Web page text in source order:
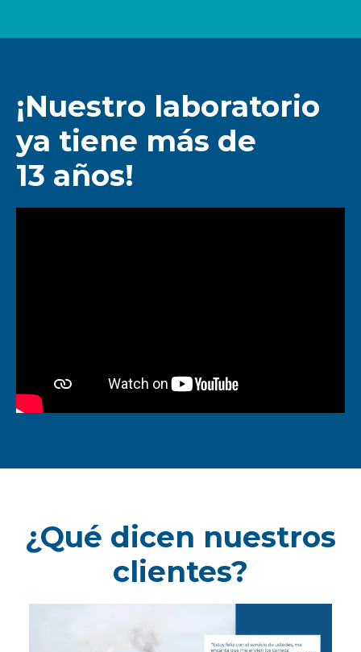
¡Nuestro laboratorio
ya tiene más de
13 años!
¿Qué dicen nuestros
clientes?